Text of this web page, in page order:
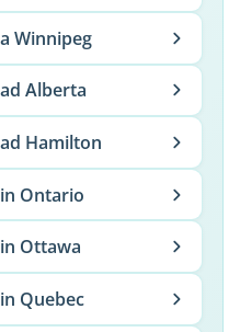
Winnipeg
Alberta
Hamilton
Ontario
Ottawa
Quebec